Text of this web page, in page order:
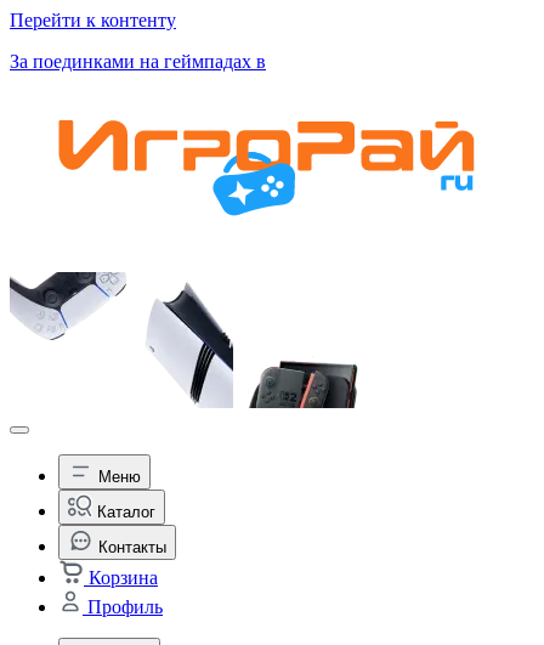
Перейти к контенту
За поединками на геймпадах в
Меню
Каталог
Контакты
Корзина
Профиль